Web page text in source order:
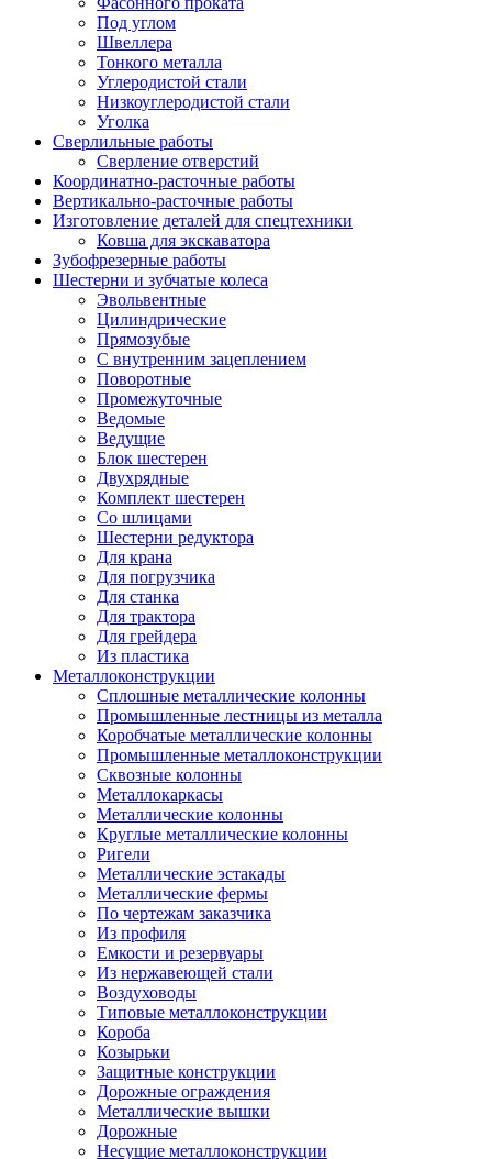
Под углом
Швеллера
Тонкого металла
Углеродистой стали
Низкоуглеродистой стали
Уголка
Сверлильные работы
Сверление отверстий
Координатно-расточные работы
Вертикально-расточные работы
Изготовление деталей для спецтехники
Ковша для экскаватора
Зубофрезерные работы
Шестерни и зубчатые колеса
Эвольвентные
Цилиндрические
Прямозубые
С внутренним зацеплением
Поворотные
Промежуточные
Ведомые
Ведущие
Блок шестерен
Двухрядные
Комплект шестерен
Со шлицами
Шестерни редуктора
Для крана
Для погрузчика
Для станка
Для трактора
Для грейдера
Из пластика
Металлоконструкции
Сплошные металлические колонны
Промышленные лестницы из металла
Коробчатые металлические колонны
Промышленные металлоконструкции
Сквозные колонны
Металлокаркасы
Металлические колонны
Круглые металлические колонны
Ригели
Металлические эстакады
Металлические фермы
По чертежам заказчика
Из профиля
Емкости и резервуары
Из нержавеющей стали
Воздуховоды
Типовые металлоконструкции
Короба
Козырьки
Защитные конструкции
Дорожные ограждения
Металлические вышки
Дорожные
Несущие металлоконструкции